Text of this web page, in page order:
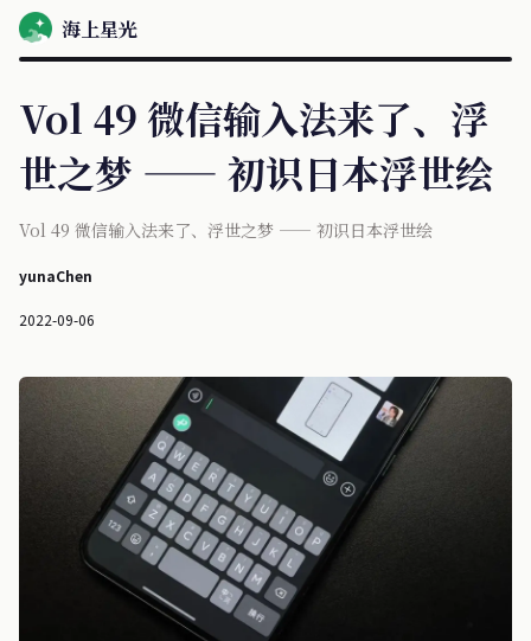
海上星光
Vol 49 微信输入法来了、浮
世之梦 —— 初识日本浮世绘
Vol 49 微信输入法来了、浮世之梦 —— 初识日本浮世绘
yunaChen
2022-09-06